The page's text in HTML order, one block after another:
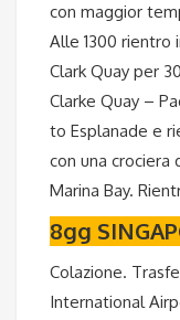
con maggior
Alle 1300 rientro
Clark Quay per
Clarke Quay –
to Esplanade e
con una crociera
Marina Bay.
8gg
Colazione.
International